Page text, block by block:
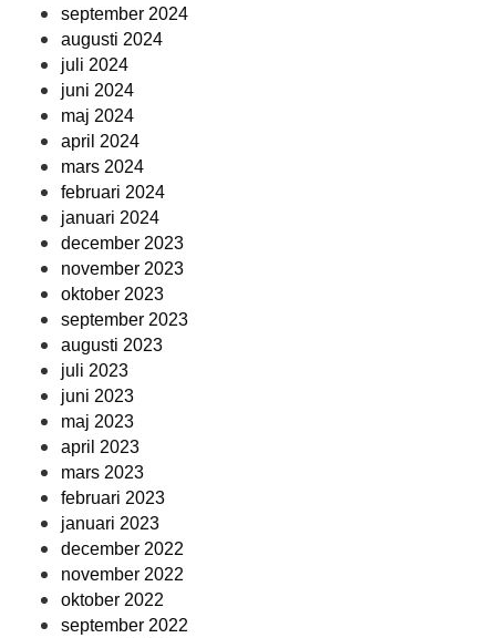
september 2024
augusti 2024
juli 2024
juni 2024
maj 2024
april 2024
mars 2024
februari 2024
januari 2024
december 2023
november 2023
oktober 2023
september 2023
augusti 2023
juli 2023
juni 2023
maj 2023
april 2023
mars 2023
februari 2023
januari 2023
december 2022
november 2022
oktober 2022
september 2022